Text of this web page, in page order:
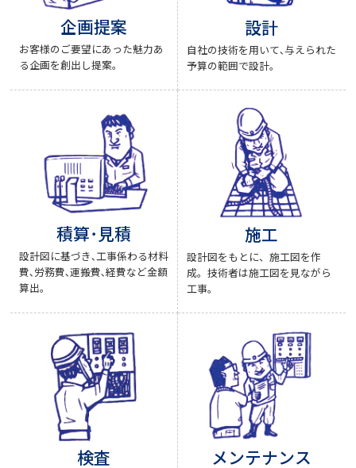
企画提案
お客様のご要望にあった魅力あ
る企画を創出し提案。
設計
自社の技術を用いて､与えられた
予算の範囲で設計。
積算･見積
設計図に基づき､工事係わる材料
費､労務費､運搬費､経費など金額
算出。
施工
設計図をもとに、施工図を作
成。技術者は施工図を見ながら
工事。
検査 メンテナンス